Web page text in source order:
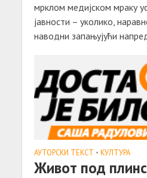
мрклом медијском мраку
јавности – уколико,
наводни запањујући
АУТОРСКИ ТЕКСТ • КУЛТУРА
Живот под